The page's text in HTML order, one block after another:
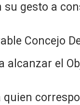
gesto a
Concejo
el
quien